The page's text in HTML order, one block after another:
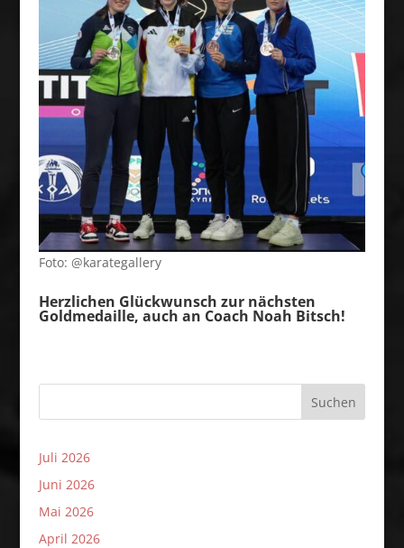
Foto: @karategallery
Herzlichen Glückwunsch zur nächsten
Goldmedaille, auch an Coach Noah Bitsch!
Suchen
Juli 2026
Juni 2026
Mai 2026
April 2026